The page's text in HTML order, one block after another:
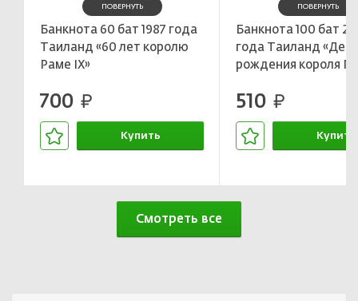
ПОВЕРНУТЬ
Банкнота 60 бат 1987 года
Таиланд «60 лет королю
Раме IX»
700 руб.
Купить
ПОВЕРНУТЬ
Банкнота 100 бат
года Таиланд «День
рождения короля
510 руб.
Купить
Смотреть все